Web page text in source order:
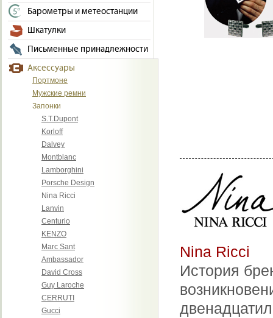
Барометры и метеостанции
Шкатулки
Письменные принадлежности
Аксессуары
Портмоне
Мужские ремни
Запонки
S.T.Dupont
Korloff
Dalvey
Montblanc
Lamborghini
Porsche Design
Nina Ricci
Lanvin
Centurio
KENZO
Marc Sant
Ambassador
David Cross
Guy Laroche
CERRUTI
Gucci
Nina Ricci
История